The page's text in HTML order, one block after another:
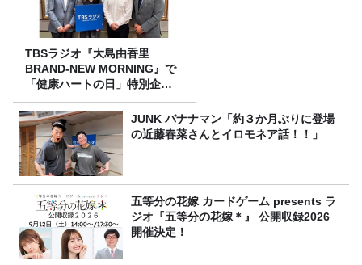
TBSラジオ『大島由香里
BRAND-NEW MORNING』で
「健康ハートの日」特別企画
を8/10（月）に放送
JUNK バナナマン「約３か月ぶりに登場
の近藤春菜さんとイロモネア話！！」
五等分の花嫁 カードゲーム presents ラ
ジオ『五等分の花嫁＊』 公開収録2026
開催決定！